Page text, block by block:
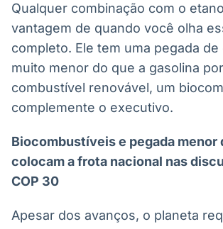
no Brasil
IA
Em breve
BroadFast
Em breve
Qualquer combinação com o
vantagem de quando você olha
completo. Ele tem uma pegada de
muito menor do que a gasolina
combustível renovável, um
complemente o executivo.
Biocombustíveis e pegada menor
colocam a frota nacional nas
COP 30
Apesar dos avanços, o planeta